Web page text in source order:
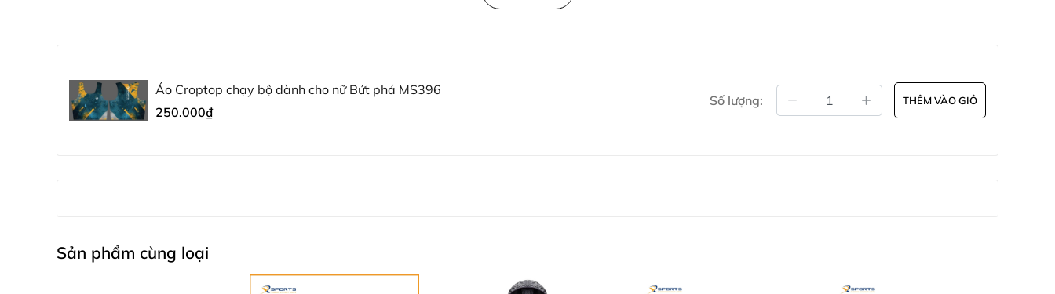
Chạy bộ, tập Gym, Yoga, Đạp xe, các hoạt động Outdoor.
SizeCân nặng (kg) Chiều cao (cm)
Nên giặt tay hoặc dùng túi giặt khi giặt máy để bảo vệ sợi vải Spandex.
Không dùng chất tẩy rửa mạnh hoặc ngâm quá lâu trong nước xà phòng.
Áo Croptop chạy bộ dành cho nữ Bứt phá MS396
250.000₫
Số lượng: THÊM VÀO GIỎ
Sản phẩm cùng loại